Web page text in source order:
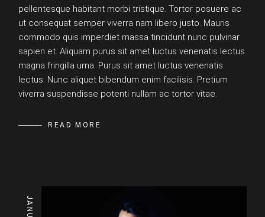
pellentesque habitant morbi tristique. Tortor posuere ac
ut consequat semper viverra nam libero justo. Mauris
commodo quis imperdiet massa tincidunt nunc pulvinar
sapien et. Aliquam purus sit amet luctus venenatis lectus
magna fringilla urna. Purus sit amet luctus venenatis
lectus. Nunc aliquet bibendum enim facilisis. Pretium
viverra suspendisse potenti nullam ac tortor vitae.
READ MORE